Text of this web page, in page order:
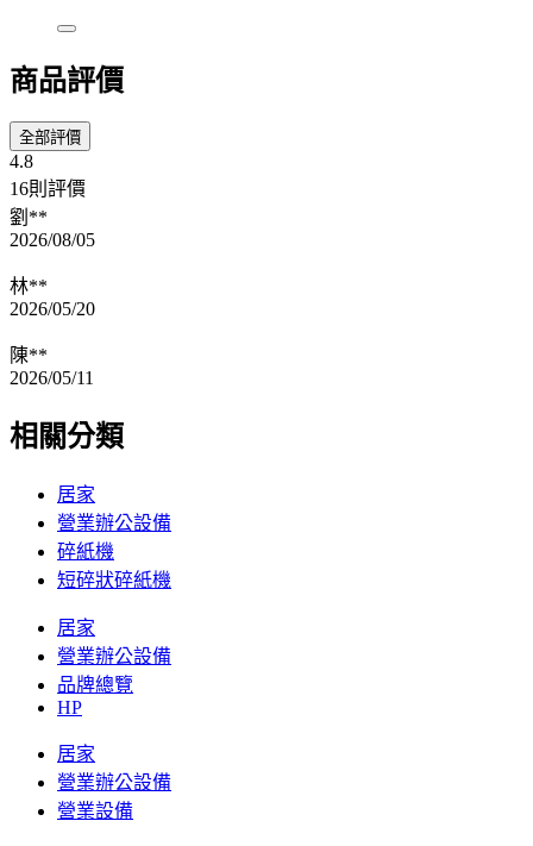
商品評價
全部評價
4.8
16則評價
劉**
2026/08/05
林**
2026/05/20
陳**
2026/05/11
相關分類
居家
營業辦公設備
碎紙機
短碎狀碎紙機
居家
營業辦公設備
品牌總覽
HP
居家
營業辦公設備
營業設備